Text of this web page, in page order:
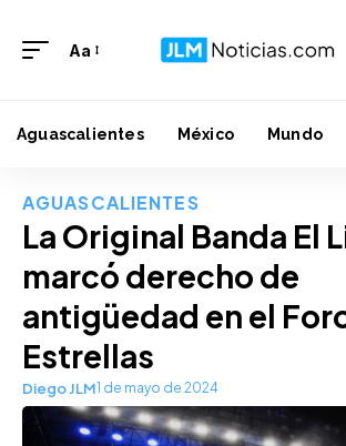
Aa
Aguascalientes México Mundo
AGUASCALIENTES
La Original Banda El
marcó derecho de
antigüedad en el
Estrellas
Diego JLM1 de mayo de 2024